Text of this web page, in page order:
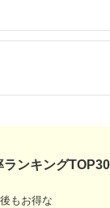
気 おすすめ 送料無料
5.0
ンキング
もお得な